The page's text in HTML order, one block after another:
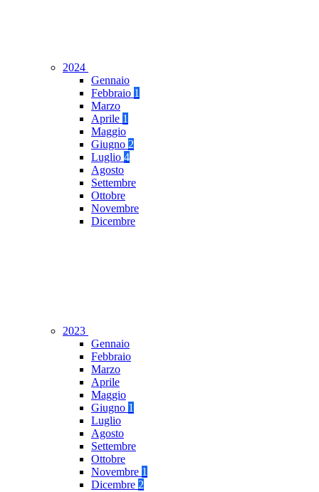
2024
Gennaio
Febbraio 1
Marzo
Aprile 1
Maggio
Giugno 2
Luglio 4
Agosto
Settembre
Ottobre
Novembre
Dicembre
2023
Gennaio
Febbraio
Marzo
Aprile
Maggio
Giugno 1
Luglio
Agosto
Settembre
Ottobre
Novembre 1
Dicembre 2